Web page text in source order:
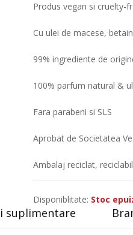
Produs vegan si cruelty-
Cu ulei de macese,
99% ingrediente de
100% parfum natural &
Fara parabeni si SLS
Aprobat de Societatea
Ambalaj reciclat,
Disponiblitate: Stoc
suplimentare